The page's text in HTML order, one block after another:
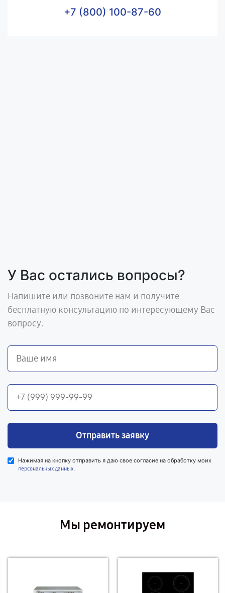
+7 (800) 100-87-60
У Вас остались вопросы?
Напишите или позвоните нам и получите
бесплатную консультацию по интересующему Вас
вопросу.
Отправить заявку
Нажимая на кнопку отправить я даю свое согласие на обработку моих
персональных данных.
Мы ремонтируем